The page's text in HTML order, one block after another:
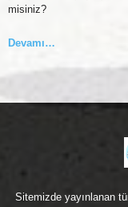
misiniz?
Devamı…
Sitemizde yayınlanan